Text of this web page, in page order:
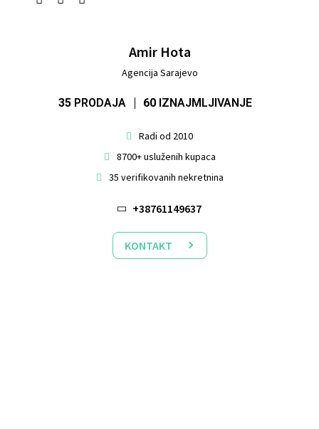
Amir Hota
Agencija Sarajevo
35 PRODAJA 60 IZNAJMLJIVANJE
Radi od 2010
8700+ usluženih kupaca
35 verifikovanih nekretnina
+38761149637
KONTAKT